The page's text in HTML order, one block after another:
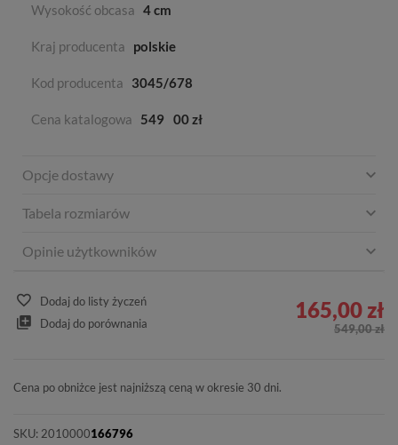
Wysokość obcasa 4 cm
Kraj producenta polskie
Kod producenta 3045/678
Cena katalogowa 549 00 zł
Opcje dostawy
Tabela rozmiarów
Opinie użytkowników
Dodaj do listy życzeń
Dodaj do porównania
165,00 zł
549,00 zł
Cena po obniżce jest najniższą ceną w okresie 30 dni.
SKU: 2010000166796